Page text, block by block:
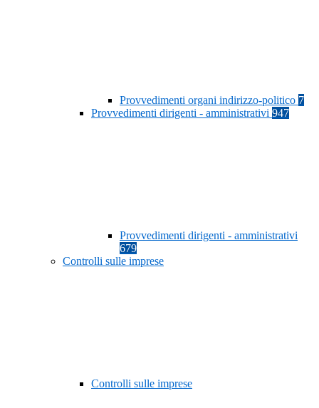
Provvedimenti organi indirizzo-politico 7
Provvedimenti dirigenti - amministrativi 947
Provvedimenti dirigenti - amministrativi
679
Controlli sulle imprese
Controlli sulle imprese